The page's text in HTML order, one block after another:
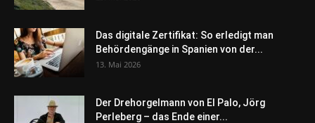
Das digitale Zertifikat: So erledigt man
Behördengänge in Spanien von der...
13. Mai 2026
Der Drehorgelmann von El Palo, Jörg
Perleberg – das Ende einer...